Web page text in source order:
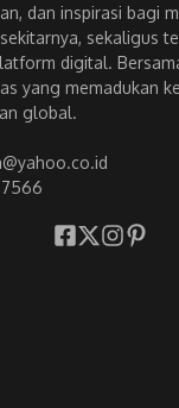
dan inspirasi bagi
sekaligus
digital.
yang memadukan
global.